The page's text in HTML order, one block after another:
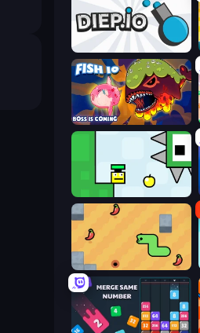
Diep.io
Fish IO
SSSPICY!